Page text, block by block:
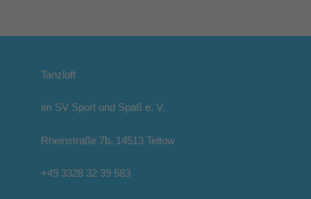
Tanzloft
im SV Sport und Spaß e. V.
Rheinstraße 7b, 14513 Teltow
+49 3328 32 39 583